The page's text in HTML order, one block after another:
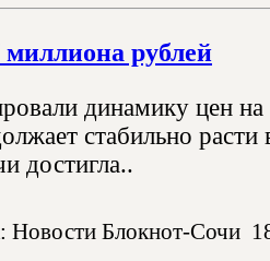
рублей
динамику цен на
стабильно расти
достигла..
Новости Блокнот-Сочи